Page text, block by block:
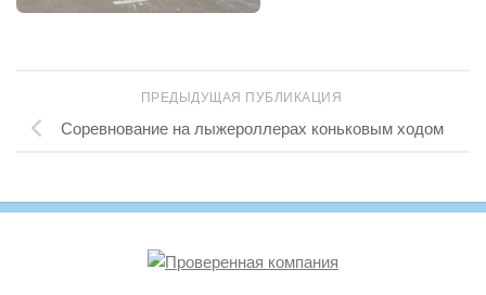
ПРЕДЫДУЩАЯ ПУБЛИКАЦИЯ
Соревнование на лыжероллерах коньковым ходом